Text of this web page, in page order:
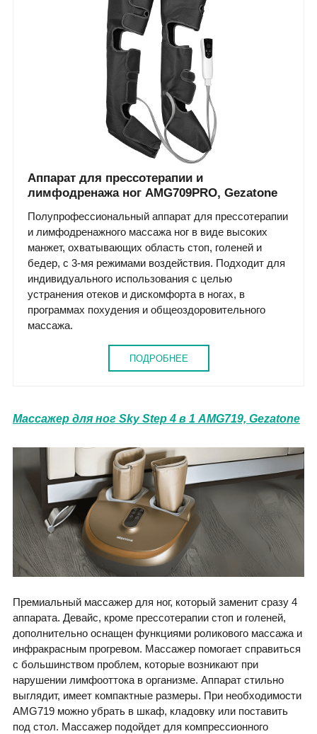
Аппарат для прессотерапии и
лимфодренажа ног AMG709PRO, Gezatone
Полупрофессиональный аппарат для прессотерапии
и лимфодренажного массажа ног в виде высоких
манжет, охватывающих область стоп, голеней и
бедер, с 3-мя режимами воздействия. Подходит для
индивидуального использования с целью
устранения отеков и дискомфорта в ногах, в
программах похудения и общеоздоровительного
массажа.
ПОДРОБНЕЕ
Массажер для ног Sky Step 4 в 1 AMG719, Gezatone
Премиальный массажер для ног, который заменит сразу 4
аппарата. Девайс, кроме прессотерапии стоп и голеней,
дополнительно оснащен функциями роликового массажа и
инфракрасным прогревом. Массажер помогает справиться
с большинством проблем, которые возникают при
нарушении лимфооттока в организме. Аппарат стильно
выглядит, имеет компактные размеры. При необходимости
AMG719 можно убрать в шкаф, кладовку или поставить
под стол. Массажер подойдет для компрессионного